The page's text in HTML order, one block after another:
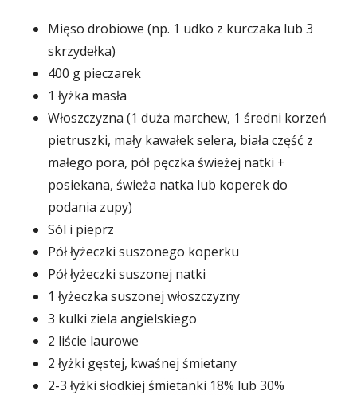
Mięso drobiowe (np. 1 udko z kurczaka lub 3
skrzydełka)
400 g pieczarek
1 łyżka masła
Włoszczyzna (1 duża marchew, 1 średni korzeń
pietruszki, mały kawałek selera, biała część z
małego pora, pół pęczka świeżej natki +
posiekana, świeża natka lub koperek do
podania zupy)
Sól i pieprz
Pół łyżeczki suszonego koperku
Pół łyżeczki suszonej natki
1 łyżeczka suszonej włoszczyzny
3 kulki ziela angielskiego
2 liście laurowe
2 łyżki gęstej, kwaśnej śmietany
2-3 łyżki słodkiej śmietanki 18% lub 30%